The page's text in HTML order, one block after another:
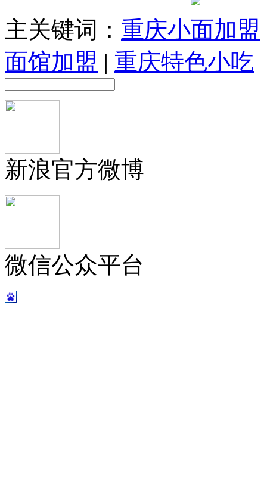
主关键词： 重庆小面加盟
面馆加盟 | 重庆特色小吃
新浪官方微博
微信公众平台